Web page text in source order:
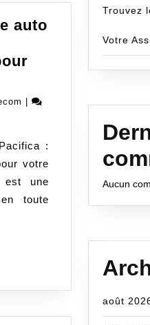
auto
obledassurancecom
:
votre
est une
toute
Trouvez
Votre
Aucun
août